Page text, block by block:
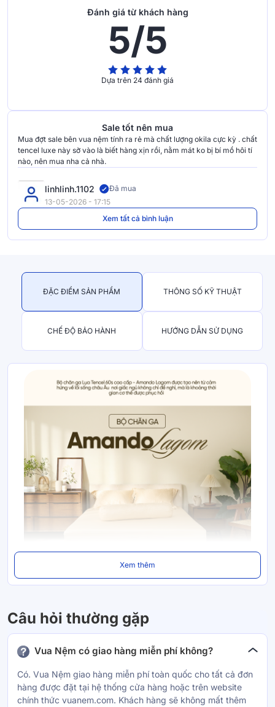
Đánh giá từ khách hàng
5/5
Dựa trên 24 đánh giá
Sale tốt nên mua
Mua đợt sale bên vua nệm tính ra rẻ mà chất lượng okila cực kỳ . chất
tencel luxe này sờ vào là biết hàng xịn rồi, nằm mát ko bị bí mồ hôi tí
nào, nên mua nha cả nhà.
linhlinh.1102
Đã mua
13-05-2026 - 17:15
Xem tất cả bình luận
ĐẶC ĐIỂM SẢN PHẨM THÔNG SỐ KỸ THUẬT
CHẾ ĐỘ BẢO HÀNH HƯỚNG DẪN SỬ DỤNG
Xem thêm
Câu hỏi thường gặp
Vua Nệm có giao hàng miễn phí không?
Có. Vua Nệm giao hàng miễn phí toàn quốc cho tất cả đơn
hàng được đặt tại hệ thống cửa hàng hoặc trên website
chính thức vuanem.com. Khách hàng sẽ không mất thêm